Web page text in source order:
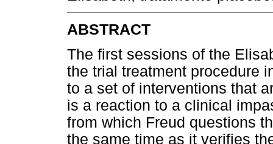
ABSTRACT
The first sessions of the
the trial treatment procedure
to a set of interventions that
is a reaction to a clinical
from which Freud questions
the same time as it verifies